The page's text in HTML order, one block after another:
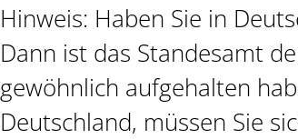
Hinweis: Haben Sie in
Dann ist das Standesamt
gewöhnlich aufgehalten
Deutschland, müssen Sie